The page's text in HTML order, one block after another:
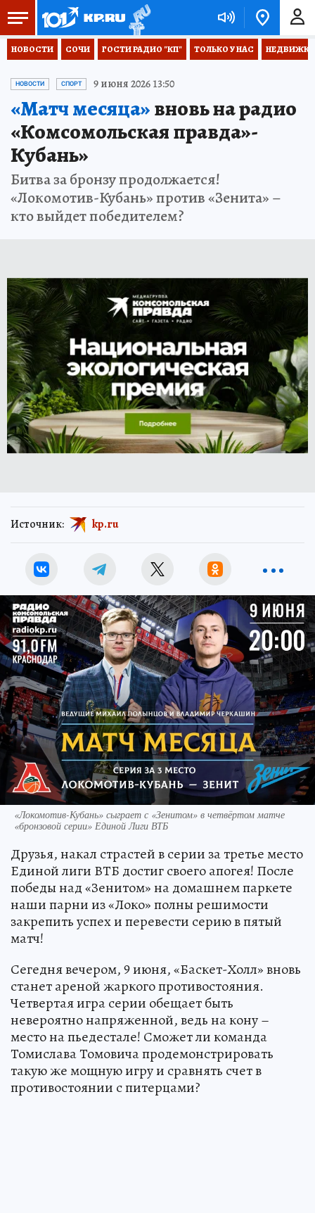
НОВОСТИ СОЧИ ГОСТИ РАДИО "КП" ТОЛЬКО У НАС НЕДВИЖКА
НОВОСТИ СПОРТ 9 июня 2026 13:50
«Матч месяца»вновь на радио
«Комсомольская правда»-
Кубань»
Битва за бронзу продолжается!
«Локомотив-Кубань» против «Зенита» –
кто выйдет победителем?
Источник: kp.ru
«Локомотив-Кубань» сыграет с «Зенитом» в четвёртом матче
«бронзовой серии» Единой Лиги ВТБ
Друзья, накал страстей в серии за третье место
Единой лиги ВТБ достиг своего апогея! После
победы над «Зенитом» на домашнем паркете
наши парни из «Локо» полны решимости
закрепить успех и перевести серию в пятый
матч!
Сегедня вечером, 9 июня, «Баскет-Холл» вновь
станет ареной жаркого противостояния.
Четвертая игра серии обещает быть
невероятно напряженной, ведь на кону –
место на пьедестале! Сможет ли команда
Томислава Томовича продемонстрировать
такую же мощную игру и сравнять счет в
противостоянии с питерцами?